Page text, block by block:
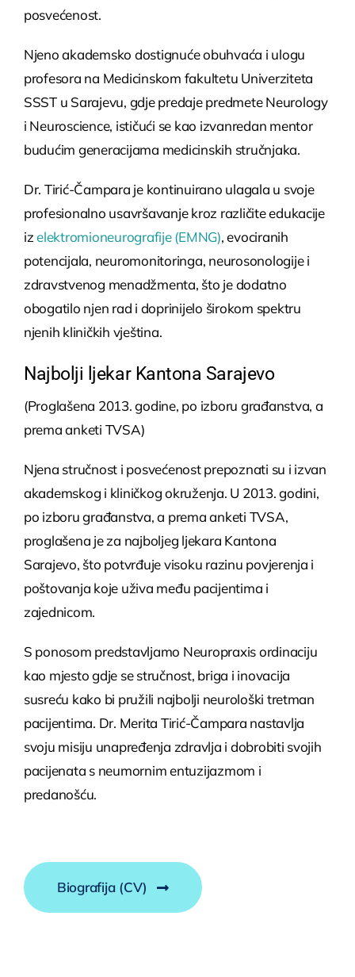
posvećenost.
Njeno akademsko dostignuće obuhvaća i ulogu
profesora na Medicinskom fakultetu Univerziteta
SSST u Sarajevu, gdje predaje predmete Neurology
i Neuroscience, ističući se kao izvanredan mentor
budućim generacijama medicinskih stručnjaka.
Dr. Tirić-Čampara je kontinuirano ulagala u svoje
profesionalno usavršavanje kroz različite edukacije
izelektromioneurografije (EMNG), evociranih
potencijala, neuromonitoringa, neurosonologije i
zdravstvenog menadžmenta, što je dodatno
obogatilo njen rad i doprinijelo širokom spektru
njenih kliničkih vještina.
Najbolji ljekar Kantona Sarajevo
(Proglašena 2013. godine, po izboru građanstva, a
prema anketi TVSA)
Njena stručnost i posvećenost prepoznati su i izvan
akademskog i kliničkog okruženja. U 2013. godini,
po izboru građanstva, a prema anketi TVSA,
proglašena je za najboljeg ljekara Kantona
Sarajevo, što potvrđuje visoku razinu povjerenja i
poštovanja koje uživa među pacijentima i
zajednicom.
S ponosom predstavljamo Neuropraxis ordinaciju
kao mjesto gdje se stručnost, briga i inovacija
susreću kako bi pružili najbolji neurološki tretman
pacijentima. Dr. Merita Tirić-Čampara nastavlja
svoju misiju unapređenja zdravlja i dobrobiti svojih
pacijenata s neumornim entuzijazmom i
predanošću.
Biografija (CV)